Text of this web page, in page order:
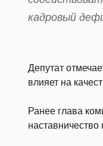
кадровый
Депутат
влияет на
Ранее глава